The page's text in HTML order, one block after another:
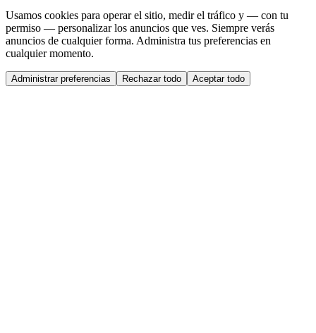
Usamos cookies para operar el sitio, medir el tráfico y — con tu
permiso — personalizar los anuncios que ves. Siempre verás
anuncios de cualquier forma. Administra tus preferencias en
cualquier momento.
Administrar preferencias Rechazar todo Aceptar todo